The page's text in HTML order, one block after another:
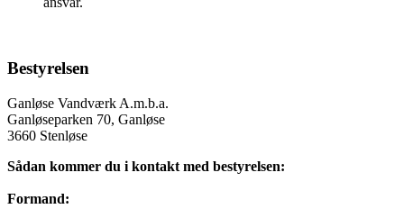
Bestyrelsen
Ganløse Vandværk A.m.b.a.
Ganløseparken 70, Ganløse
3660 Stenløse
Sådan kommer du i kontakt med bestyrelsen:
Formand: